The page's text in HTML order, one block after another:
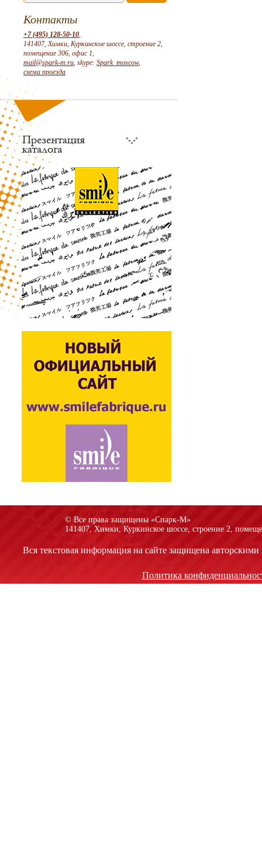
Контакты
+7 (495) 128-50-10,
141407, Химки, Куркинское шоссе, строение 2,
помещение 306, офис 1,
mail@spark-m.ru, skype: Spark_moscow,
схема проезда
© Все права защищены «Спарк-M»
141407, Химки, Куркинское шоссе, строение 2,
Вся текстовая информация на сайте защищена
Политика